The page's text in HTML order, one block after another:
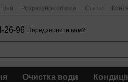
Розрахунок об'єкта Статті
26-96 Передзвонити вам?
Очистка води